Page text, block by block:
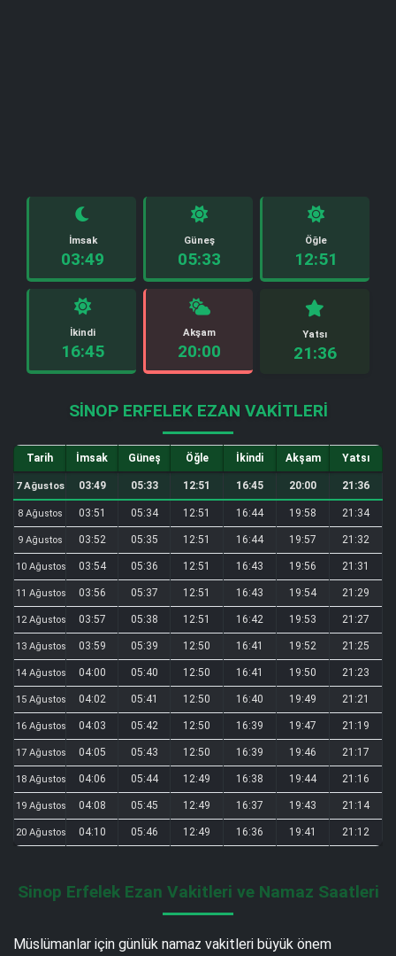
İmsak
03:49
Güneş
05:33
Öğle
12:51
İkindi
16:45
Akşam
20:00
Yatsı
21:36
SINOP ERFELEK EZAN VAKITLERI
Tarih İmsak Güneş Öğle İkindi Akşam Yatsı
7 Ağustos 03:49 05:33 12:51 16:45 20:00 21:36
8 Ağustos 03:51 05:34 12:51 16:44 19:58 21:34
9 Ağustos 03:52 05:35 12:51 16:44 19:57 21:32
10 Ağustos 03:54 05:36 12:51 16:43 19:56 21:31
11 Ağustos 03:56 05:37 12:51 16:43 19:54 21:29
12 Ağustos 03:57 05:38 12:51 16:42 19:53 21:27
13 Ağustos 03:59 05:39 12:50 16:41 19:52 21:25
14 Ağustos 04:00 05:40 12:50 16:41 19:50 21:23
15 Ağustos 04:02 05:41 12:50 16:40 19:49 21:21
16 Ağustos 04:03 05:42 12:50 16:39 19:47 21:19
17 Ağustos 04:05 05:43 12:50 16:39 19:46 21:17
18 Ağustos 04:06 05:44 12:49 16:38 19:44 21:16
19 Ağustos 04:08 05:45 12:49 16:37 19:43 21:14
20 Ağustos 04:10 05:46 12:49 16:36 19:41 21:12
Sinop Erfelek Ezan Vakitleri ve Namaz Saatleri
Müslümanlar için günlük namaz vakitleri büyük önem